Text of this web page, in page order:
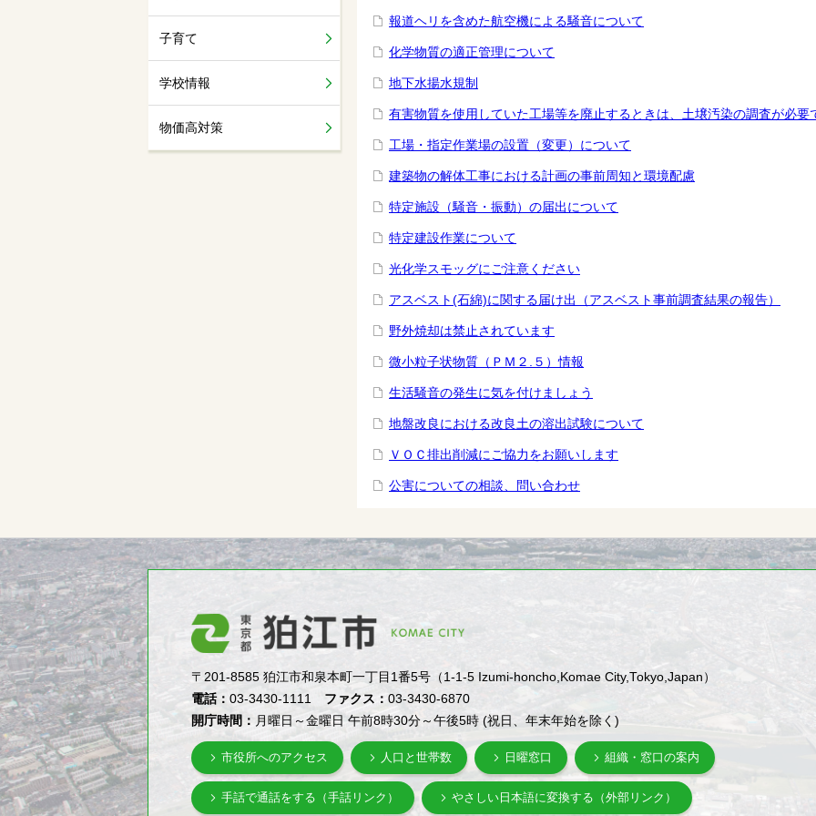
子育て
学校情報
物価高対策
報道ヘリを含めた航空機による騒音について
化学物質の適正管理について
地下水揚水規制
有害物質を使用していた工場等を廃止するときは、土壌汚染の調査が必要
工場・指定作業場の設置（変更）について
建築物の解体工事における計画の事前周知と環境配慮
特定施設（騒音・振動）の届出について
特定建設作業について
光化学スモッグにご注意ください
アスベスト(石綿)に関する届け出（アスベスト事前調査結果の報告）
野外焼却は禁止されています
微小粒子状物質（ＰＭ２.５）情報
生活騒音の発生に気を付けましょう
地盤改良における改良土の溶出試験について
ＶＯＣ排出削減にご協力をお願いします
公害についての相談、問い合わせ
〒201-8585 狛江市和泉本町一丁目1番5号（1-1-5 Izumi-honcho,Komae City,Tokyo,Japan）
電話：03-3430-1111 ファクス：03-3430-6870
開庁時間： 月曜日～金曜日 午前8時30分～午後5時 (祝日、年末年始を除く)
市役所へのアクセス 人口と世帯数 日曜窓口 組織・窓口の案内
手話で通話をする（手話リンク） やさしい日本語に変換する（外部リンク）